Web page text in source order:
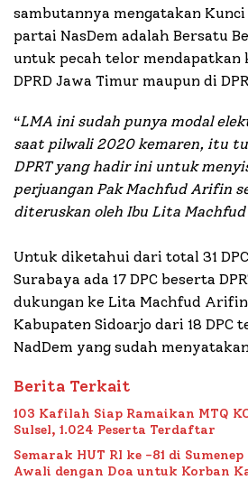
sambutannya mengatakan
partai NasDem adalah Bersatu
untuk pecah telor
DPRD Jawa Timur maupun di
“LMA ini sudah punya modal
saat pilwali 2020 kemaren, itu
DPRT yang hadir ini untuk
perjuangan Pak Machfud Arifin
diteruskan oleh Ibu Lita
Untuk diketahui dari total 31
Surabaya ada 17 DPC beserta
dukungan ke Lita Machfud
Kabupaten Sidoarjo dari 18 DPC
NadDem yang sudah
Berita Terkait
103 Kafilah Siap Ramaikan MTQ
Sulsel, 1.024 Peserta Terdaftar
Semarak HUT RI ke -81 di
Awali dengan Doa untuk Korban